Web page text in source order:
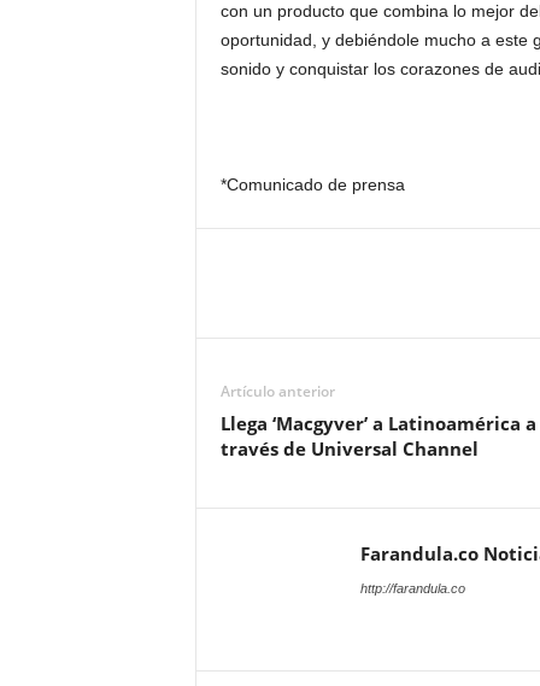
con un producto que combina lo mejor
oportunidad, y debiéndole mucho a este
sonido y conquistar los corazones de
*Comunicado de prensa
Artículo anterior
Llega ‘Macgyver’ a Latinoamérica a
través de Universal Channel
Farandula.co
http://farandula.co